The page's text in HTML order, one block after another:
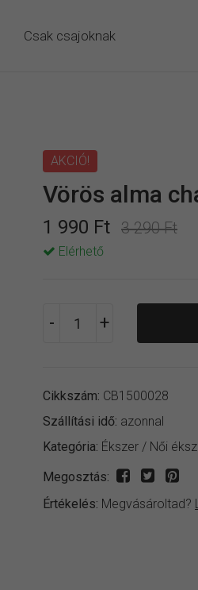
Csak csajoknak
AKCIÓ!
Vörös alma
1 990 Ft 3 290 Ft
Elérhető
Cikkszám: CB1500028
Szállítási idő: azonnal
Kategória: Ékszer / Női
Megosztás:
Értékelés: Megvásároltad?